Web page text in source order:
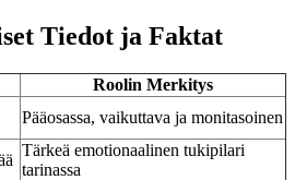
Tiedot ja Faktat
Roolin Merkitys
Pääosassa, vaikuttava ja monitasoinen
Tärkeä emotionaalinen tukipilari
tarinassa